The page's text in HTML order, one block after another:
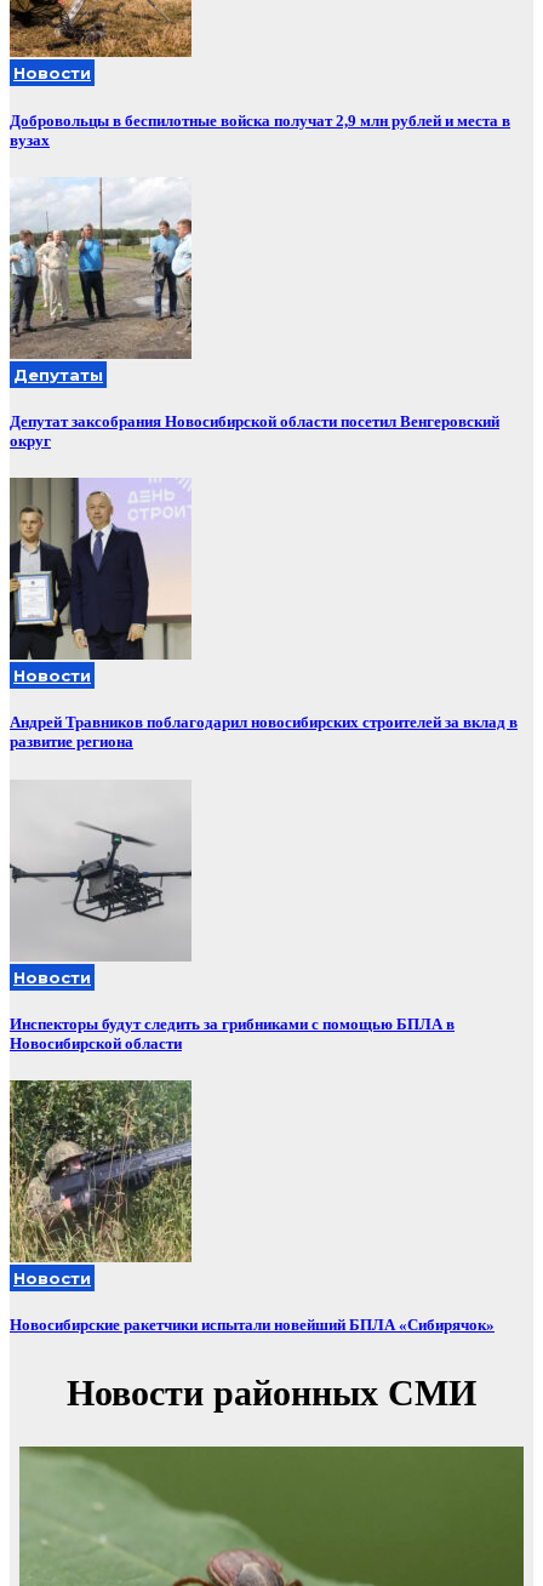
Новости
Добровольцы в беспилотные войска получат 2,9 млн рублей и места в
вузах
Депутаты
Депутат заксобрания Новосибирской области посетил Венгеровский
округ
Новости
Андрей Травников поблагодарил новосибирских строителей за вклад в
развитие региона
Новости
Инспекторы будут следить за грибниками с помощью БПЛА в
Новосибирской области
Новости
Новосибирские ракетчики испытали новейший БПЛА «Сибирячок»